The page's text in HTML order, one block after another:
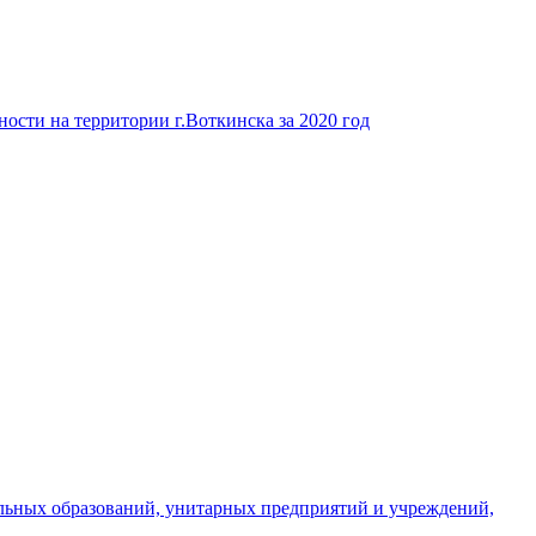
на территории г.Воткинска за 2020 год
образований, унитарных предприятий и учреждений,